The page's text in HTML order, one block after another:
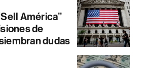
América”
de
dudas